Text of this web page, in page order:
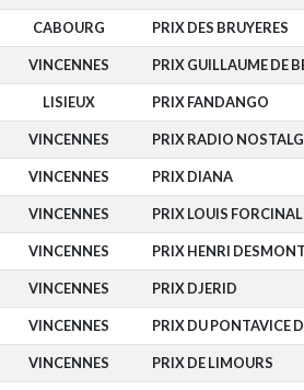
CABOURG PRIX DES BRUYERES
VINCENNES PRIX GUILLAUME DE
LISIEUX PRIX FANDANGO
VINCENNES PRIX RADIO
VINCENNES PRIX DIANA
VINCENNES PRIX LOUIS FORCINAL
VINCENNES PRIX HENRI
VINCENNES PRIX DJERID
VINCENNES PRIX DU PONTAVICE
VINCENNES PRIX DE LIMOURS